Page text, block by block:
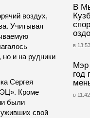
В
в
Мэр
год
в
воздух,
Учитывая
но и на рудники
Сергея
Кроме
были
свой